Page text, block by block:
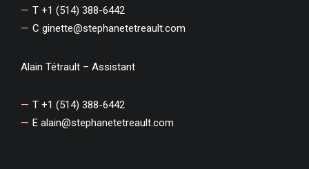
T +1 (514) 388-6442
C ginette@stephanetetreault.com
Alain Tétrault – Assistant
T +1 (514) 388-6442
E alain@stephanetetreault.com